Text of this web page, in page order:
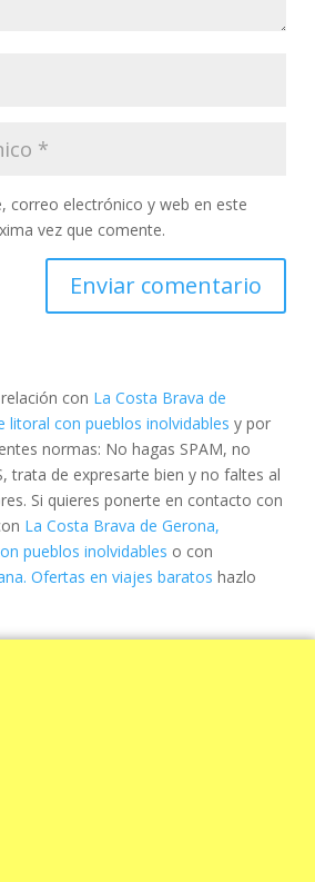
correo electrónico y web en este
vez que comente.
con La Costa Brava de
litoral con pueblos inolvidables y por
normas: No hagas SPAM, no
trata de expresarte bien y no faltes al
Si quieres ponerte en contacto con
La Costa Brava de Gerona,
pueblos inolvidables o con
Ofertas en viajes baratos hazlo